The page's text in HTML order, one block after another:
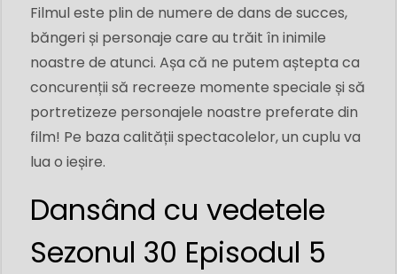
Filmul este plin de numere de dans de succes,
băngeri și personaje care au trăit în inimile
noastre de atunci. Așa că ne putem aștepta ca
concurenții să recreeze momente speciale și să
portretizeze personajele noastre preferate din
film! Pe baza calității spectacolelor, un cuplu va
lua o ieșire.
Dansând cu vedetele
Sezonul 30 Episodul 5